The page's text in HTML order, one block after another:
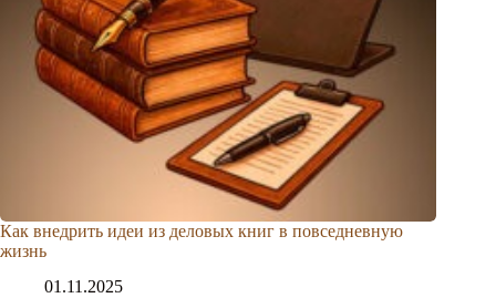
Как внедрить идеи из деловых книг в повседневную
жизнь
01.11.2025